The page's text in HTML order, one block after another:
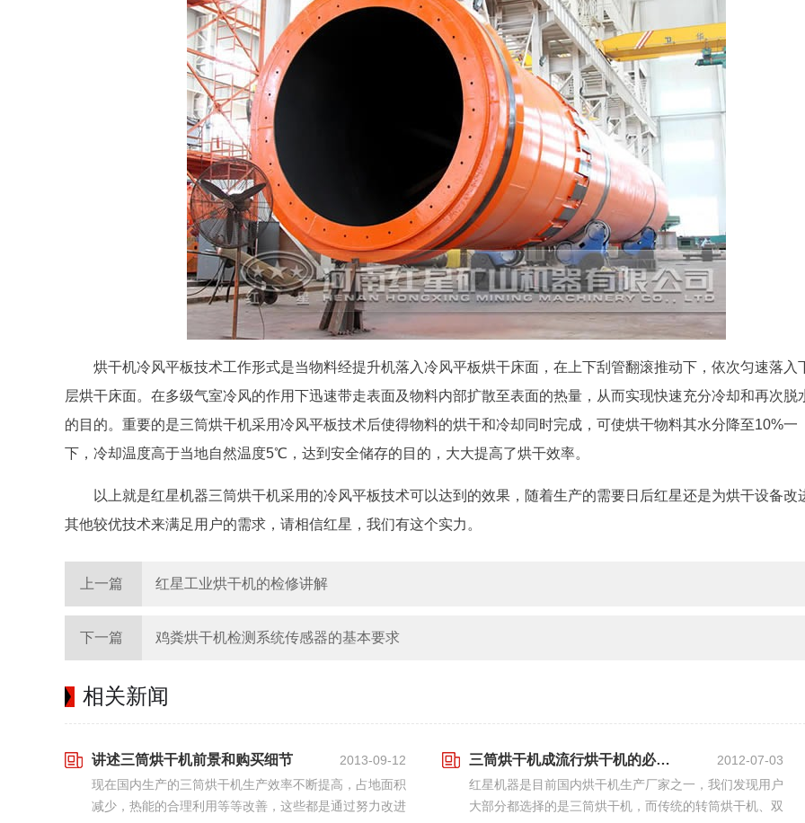
烘干机冷风平板技术工作形式是当物料经提升机落入冷风平板烘干床面，在上下刮管翻滚推动下，依次匀速落入
层烘干床面。在多级气室冷风的作用下迅速带走表面及物料内部扩散至表面的热量，从而实现快速充分冷却和再次脱
的目的。重要的是三筒烘干机采用冷风平板技术后使得物料的烘干和冷却同时完成，可使烘干物料其水分降至10%一
下，冷却温度高于当地自然温度5℃，达到安全储存的目的，大大提高了烘干效率。
以上就是红星机器三筒烘干机采用的冷风平板技术可以达到的效果，随着生产的需要日后红星还是为烘干设备改
其他较优技术来满足用户的需求，请相信红星，我们有这个实力。
上一篇 红星工业烘干机的检修讲解
下一篇 鸡粪烘干机检测系统传感器的基本要求
相关新闻
讲述三筒烘干机前景和购买细节
2013-09-12
现在国内生产的三筒烘干机生产效率不断提高，占地面积
减少，热能的合理利用等等改善，这些都是通过努力改进
三筒烘干机成流行烘干机的必然性
2012-07-03
红星机器是目前国内烘干机生产厂家之一，我们发现用户
大部分都选择的是三筒烘干机，而传统的转筒烘干机、双